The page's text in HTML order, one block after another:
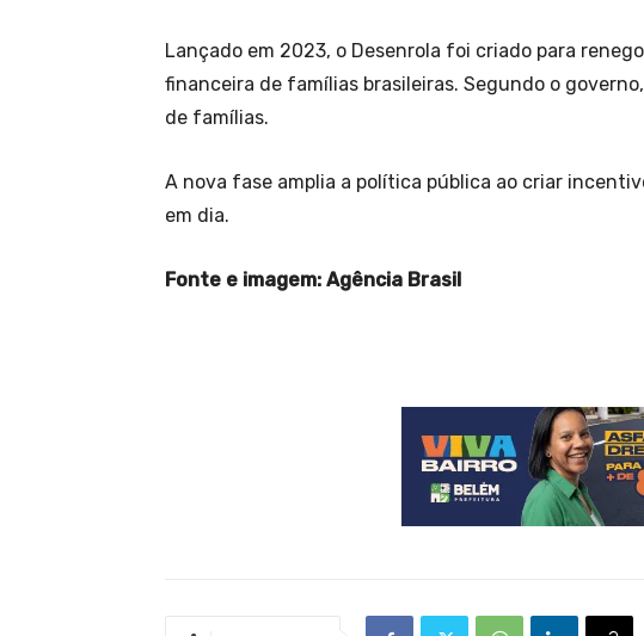
Lançado em 2023, o Desenrola foi criado para
financeira de famílias brasileiras. Segundo o
de famílias.
A nova fase amplia a política pública ao criar
em dia.
Fonte e imagem: Agência Brasil